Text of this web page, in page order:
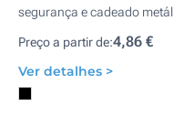
segurança e cadeado
Preço a partir de:4,86 €
Ver detalhes >